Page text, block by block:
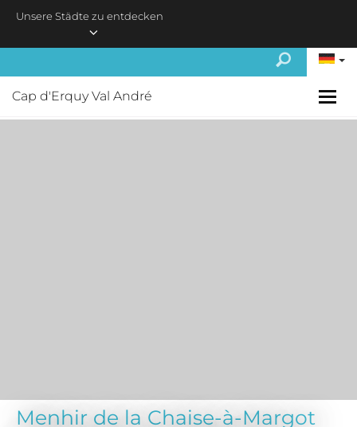
Unsere Städte zu entdecken
Cap d'Erquy Val André
Menhir de la Chaise-à-Margot